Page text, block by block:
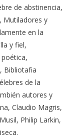
de abstinencia,
Mutiladores y
en la
y fiel,
Bibliotafia
de la
autores y
Claudio Magris,
Philip Larkin,